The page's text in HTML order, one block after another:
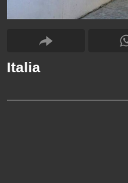
Italia